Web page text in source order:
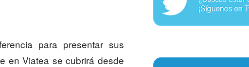
para presentar sus
en Viatea se cubrirá desde